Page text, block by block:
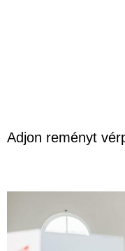
Adjon reményt